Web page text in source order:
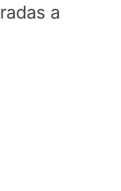
a